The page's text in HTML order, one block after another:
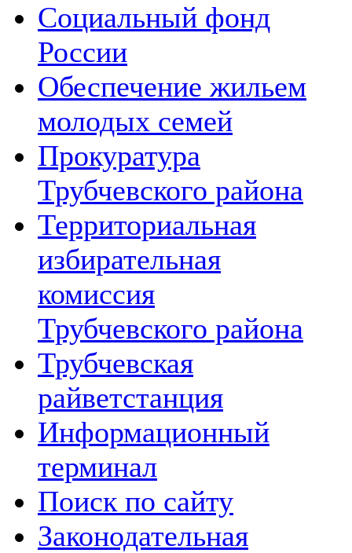
Социальный фонд
России
Обеспечение жильем
молодых семей
Прокуратура
Трубчевского района
Территориальная
избирательная
комиссия
Трубчевского района
Трубчевская
райветстанция
Информационный
терминал
Поиск по сайту
Законодательная